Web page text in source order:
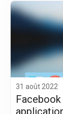
31 août 2022